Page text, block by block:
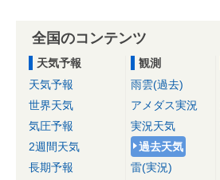
全国のコンテンツ
天気予報
天気予報
世界天気
気圧予報
2週間天気
長期予報
観測
雨雲(過去)
アメダス実況
実況天気
過去天気
雷(実況)